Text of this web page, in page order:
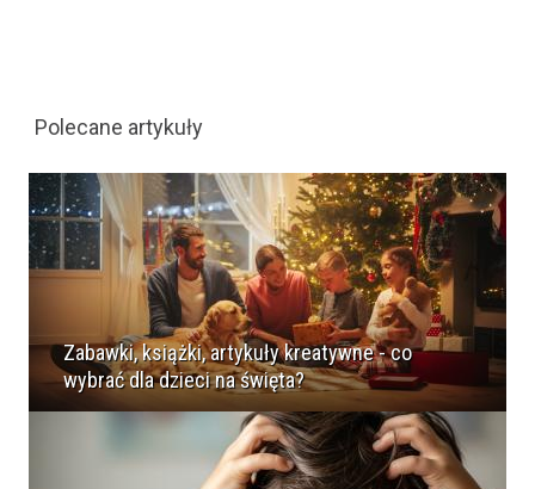
Polecane artykuły
Zabawki, książki, artykuły kreatywne - co
wybrać dla dzieci na święta?